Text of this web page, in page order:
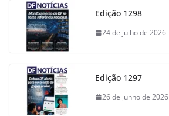
Edição 1298
24 de julho de 2026
Edição 1297
26 de junho de 2026